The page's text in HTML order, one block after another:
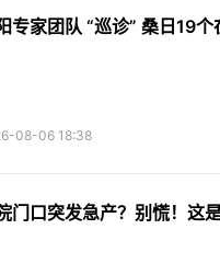
专家团队 “巡诊” 桑日19
08-06 18:38
门口突发急产？别慌！这